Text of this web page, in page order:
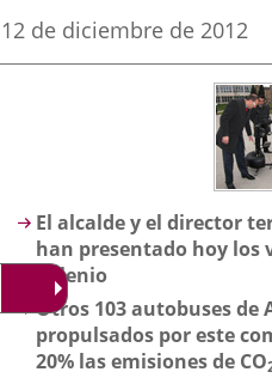
Fecha
la
12 de diciembre de 2012
Descripción
El alcalde y el director
han presentado hoy los
Milenio
Otros 103 autobuses de
propulsados por este
20% las emisiones de CO